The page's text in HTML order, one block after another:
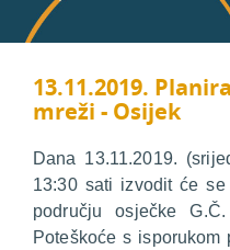
13.11.2019.
mreži - Osijek
Dana 13.11.2019.
13:30 sati izvodit će
području osječke
Poteškoće s